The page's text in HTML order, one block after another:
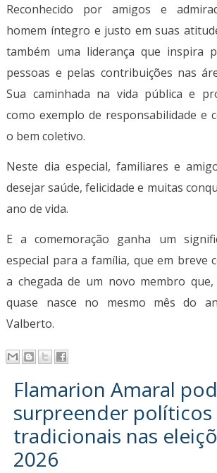
Reconhecido por amigos e
homem íntegro e justo em suas
também uma liderança que inspira
pessoas e pelas contribuições nas
Sua caminhada na vida pública e
como exemplo de responsabilidade e
o bem coletivo.
Neste dia especial, familiares e
desejar saúde, felicidade e muitas
ano de vida.
E a comemoração ganha um
especial para a família, que em breve
a chegada de um novo membro que,
quase nasce no mesmo mês do
Valberto.
Flamarion Amaral
surpreender políticos
tradicionais nas
2026